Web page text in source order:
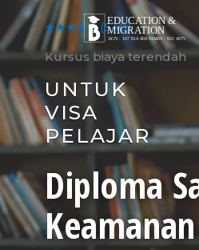
Skip
to
content
★★★★★ (540)
Kursus biaya terendah
UNTUK
VISA
PELAJAR
Diploma